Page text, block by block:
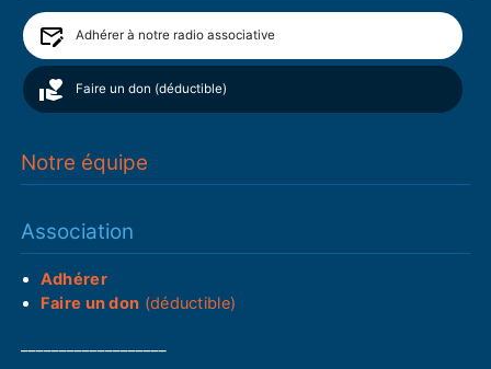
Adhérer à notre radio associative
Faire un don (déductible)
Notre équipe
Association
Adhérer
Faire un don (déductible)